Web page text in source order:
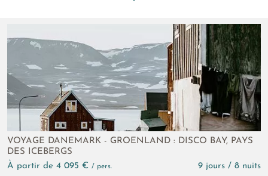
VOYAGE DANEMARK - GROENLAND : DISCO BAY, PAYS
DES ICEBERGS
à partir de 4 095 € / pers.
9 jours / 8 nuits